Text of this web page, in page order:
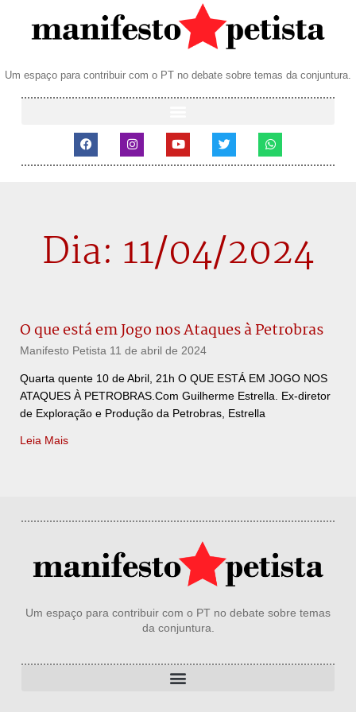
Um espaço para contribuir com o PT no debate sobre temas da conjuntura.
Dia: 11/04/2024
O que está em Jogo nos Ataques à Petrobras
Manifesto Petista 11 de abril de 2024
Quarta quente 10 de Abril, 21h O QUE ESTÁ EM JOGO NOS
ATAQUES À PETROBRAS.Com Guilherme Estrella. Ex-diretor
de Exploração e Produção da Petrobras, Estrella
Leia Mais
Um espaço para contribuir com o PT no debate sobre temas
da conjuntura.